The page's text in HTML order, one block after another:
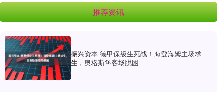
推荐资讯
振兴资本 德甲保级生死战！海登海姆主场求
生，奥格斯堡客场脱困